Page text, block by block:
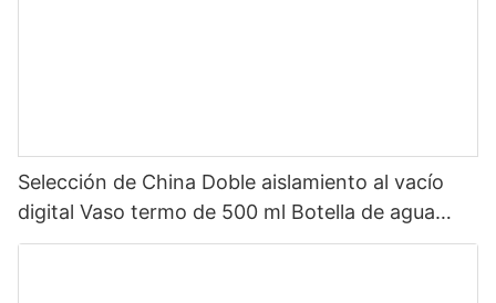
Selección de China Doble aislamiento al vacío
digital Vaso termo de 500 ml Botella de agua
inteligente de acero inoxidable con pantalla LED